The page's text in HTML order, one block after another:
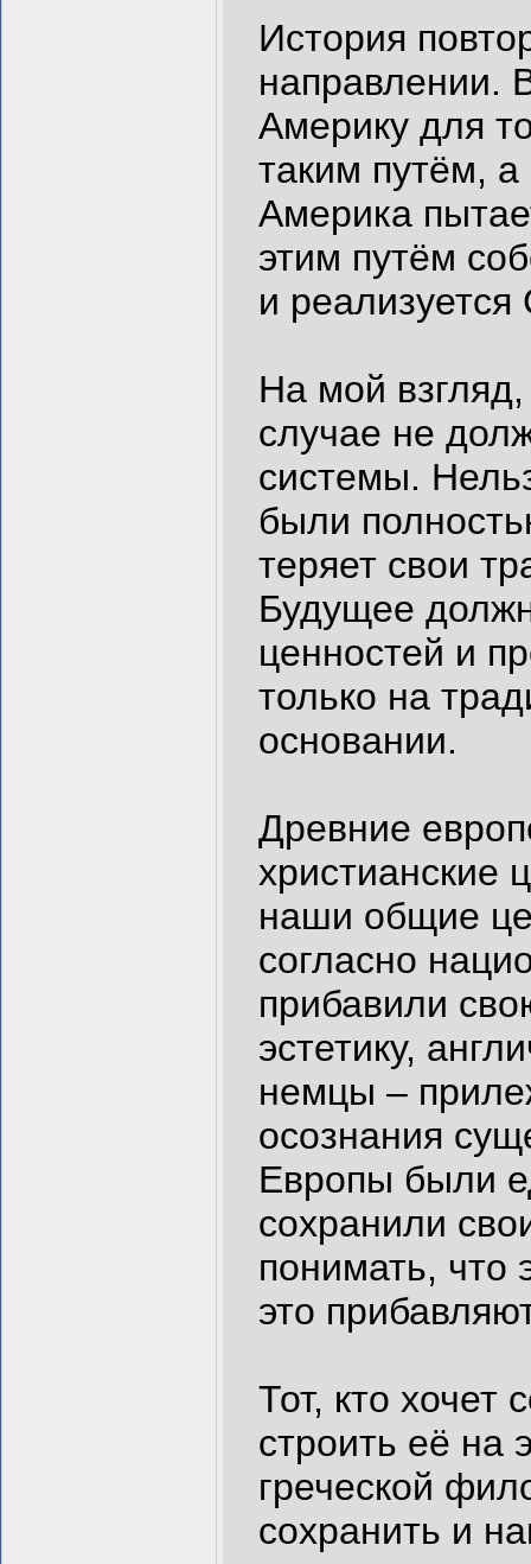
История
направлении.
Америку для
таким путём, а
Америка
этим путём
и
На мой
случае не
системы.
были
теряет свои
Будущее
ценностей и
только на
основании.
Древние
христианские
наши общие
согласно
прибавили
эстетику,
немцы –
осознания
Европы были
сохранили
понимать, что
это
Тот, кто хочет
строить её на
греческой
сохранить и